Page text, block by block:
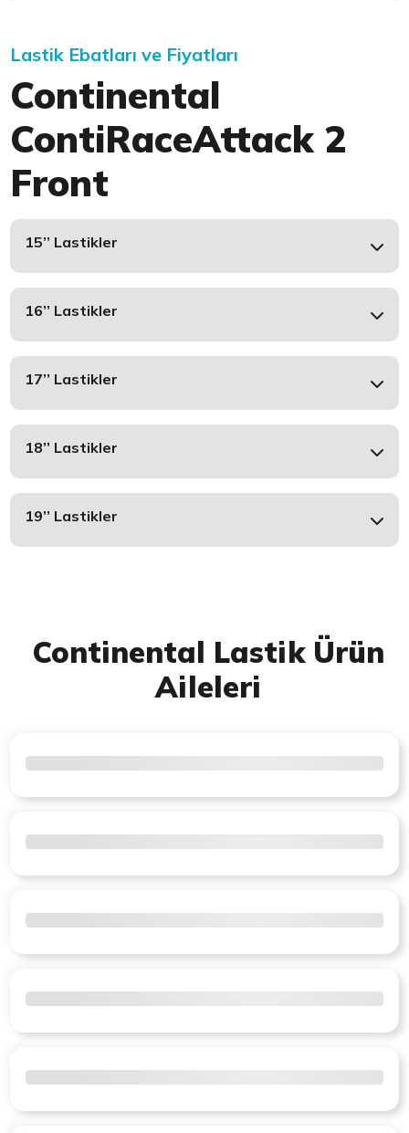
Lastik Ebatları ve Fiyatları
Continental
ContiRaceAttack 2
Front
15’’ Lastikler
16’’ Lastikler
17’’ Lastikler
18’’ Lastikler
19’’ Lastikler
Continental Lastik Ürün
Aileleri